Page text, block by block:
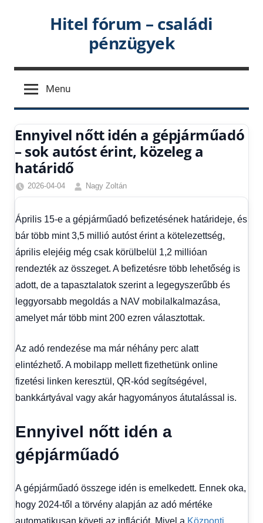
Hitel fórum – családi
pénzügyek
Menu
Ennyivel nőtt idén a gépjárműadó
– sok autóst érint, közeleg a
határidő
2026-04-04
Nagy Zoltán
Friss
Gazdaság,
Hírek,
Hírek
1
Hitel
fórum
Április 15-e a gépjárműadó befizetésének határideje, és
bár több mint 3,5 millió autóst érint a kötelezettség,
április elejéig még csak körülbelül 1,2 millióan
rendezték az összeget. A befizetésre több lehetőség is
adott, de a tapasztalatok szerint a legegyszerűbb és
leggyorsabb megoldás a NAV mobilalkalmazása,
amelyet már több mint 200 ezren választottak.
Az adó rendezése ma már néhány perc alatt
elintézhető. A mobilapp mellett fizethetünk online
fizetési linken keresztül, QR-kód segítségével,
bankkártyával vagy akár hagyományos átutalással is.
Ennyivel nőtt idén a
gépjárműadó
A gépjárműadó összege idén is emelkedett. Ennek oka,
hogy 2024-től a törvény alapján az adó mértéke
automatikusan követi az inflációt. Mivel a Központi